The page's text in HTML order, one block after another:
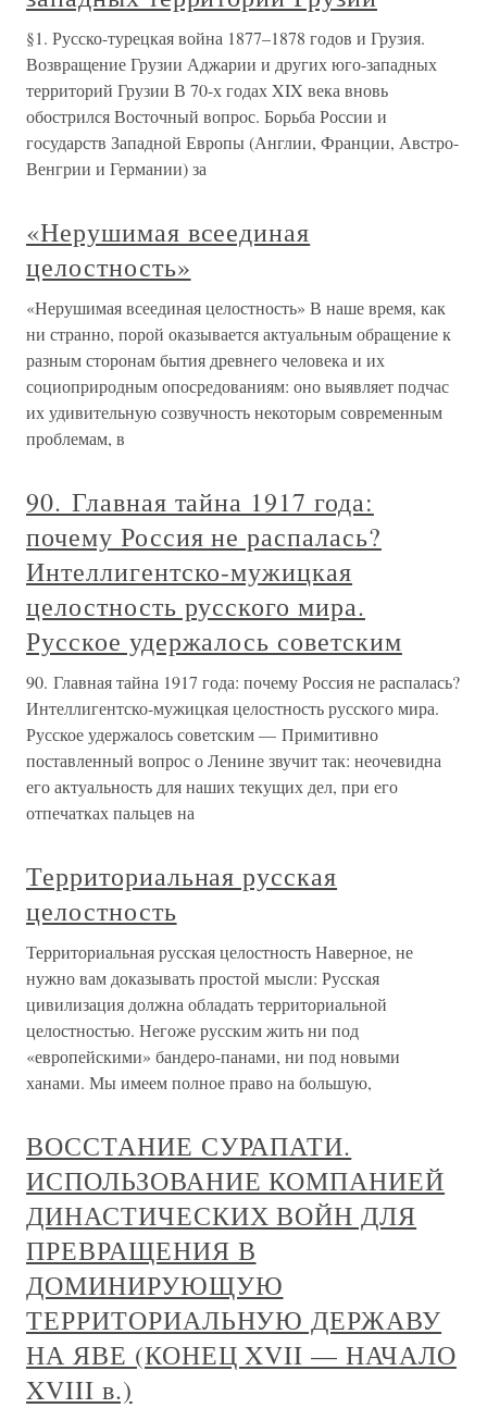
§1. Русско-турецкая война 1877–1878 годов и Грузия.
Возвращение Грузии Аджарии и других юго-западных
территорий Грузии В 70-х годах XIX века вновь
обострился Восточный вопрос. Борьба России и
государств Западной Европы (Англии, Франции, Австро-
Венгрии и Германии) за
«Нерушимая всеединая
целостность»
«Нерушимая всеединая целостность» В наше время, как
ни странно, порой оказывается актуальным обращение к
разным сторонам бытия древнего человека и их
социоприродным опосредованиям: оно выявляет подчас
их удивительную созвучность некоторым современным
проблемам, в
90. Главная тайна 1917 года:
почему Россия не распалась?
Интеллигентско-мужицкая
целостность русского мира.
Русское удержалось советским
90. Главная тайна 1917 года: почему Россия не распалась?
Интеллигентско-мужицкая целостность русского мира.
Русское удержалось советским — Примитивно
поставленный вопрос о Ленине звучит так: неочевидна
его актуальность для наших текущих дел, при его
отпечатках пальцев на
Территориальная русская
целостность
Территориальная русская целостность Наверное, не
нужно вам доказывать простой мысли: Русская
цивилизация должна обладать территориальной
целостностью. Негоже русским жить ни под
«европейскими» бандеро-панами, ни под новыми
ханами. Мы имеем полное право на большую,
ВОССТАНИЕ СУРАПАТИ.
ИСПОЛЬЗОВАНИЕ КОМПАНИЕЙ
ДИНАСТИЧЕСКИХ ВОЙН ДЛЯ
ПРЕВРАЩЕНИЯ В
ДОМИНИРУЮЩУЮ
ТЕРРИТОРИАЛЬНУЮ ДЕРЖАВУ
НА ЯВЕ (КОНЕЦ XVII — НАЧАЛО
XVIII в.)